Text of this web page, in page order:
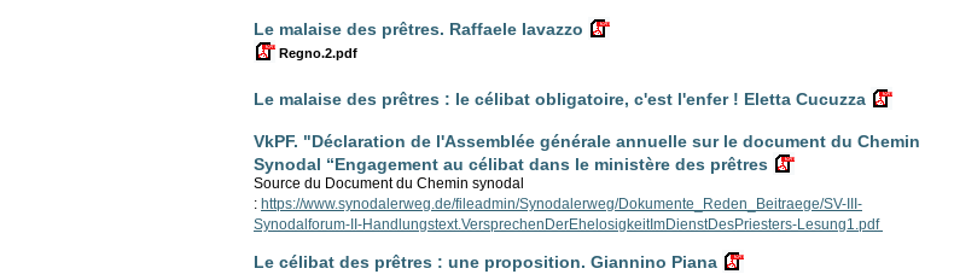
Le malaise des prêtres. Raffaele Iavazzo
Regno.2.pdf
Le malaise des prêtres : le célibat obligatoire, c'est l'enfer ! Eletta Cucuzza
VkPF. "Déclaration de l'Assemblée générale annuelle sur le document du Chemin
Synodal “Engagement au célibat dans le ministère des prêtres
Source du Document du Chemin synodal
: https://www.synodalerweg.de/fileadmin/Synodalerweg/Dokumente_Reden_Beitraege/SV-III-
Synodalforum-II-Handlungstext.VersprechenDerEhelosigkeitImDienstDesPriesters-Lesung1.pdf
Le célibat des prêtres : une proposition. Giannino Piana